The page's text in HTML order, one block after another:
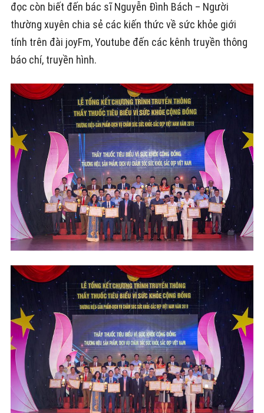
đọc còn biết đến bác sĩ Nguyễn Đình Bách – Người
thường xuyên chia sẻ các kiến thức về sức khỏe giới
tính trên đài joyFm, Youtube đến các kênh truyền thông
báo chí, truyền hình.